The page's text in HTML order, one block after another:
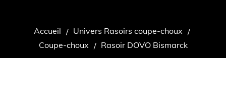
Accueil
Univers Rasoirs coupe-choux
Coupe-choux
Rasoir DOVO Bismarck